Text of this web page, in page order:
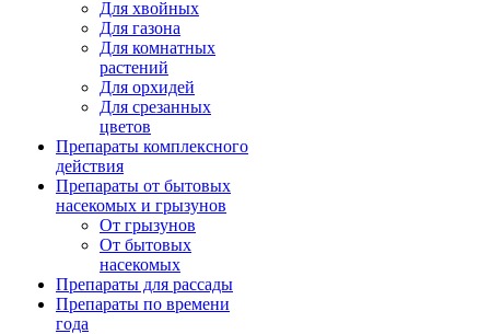
Для хвойных
Для газона
Для комнатных
растений
Для орхидей
Для срезанных
цветов
Препараты комплексного
действия
Препараты от бытовых
насекомых и грызунов
От грызунов
От бытовых
насекомых
Препараты для рассады
Препараты по времени
года